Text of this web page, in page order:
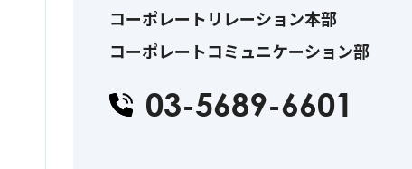
コーポレートリレーション本部
コーポレートコミュニケーション部
03-5689-6601